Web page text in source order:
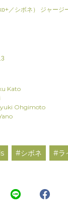
／シボネ） ジャー
Kato
Ohgimoto
#シボネ #ラ